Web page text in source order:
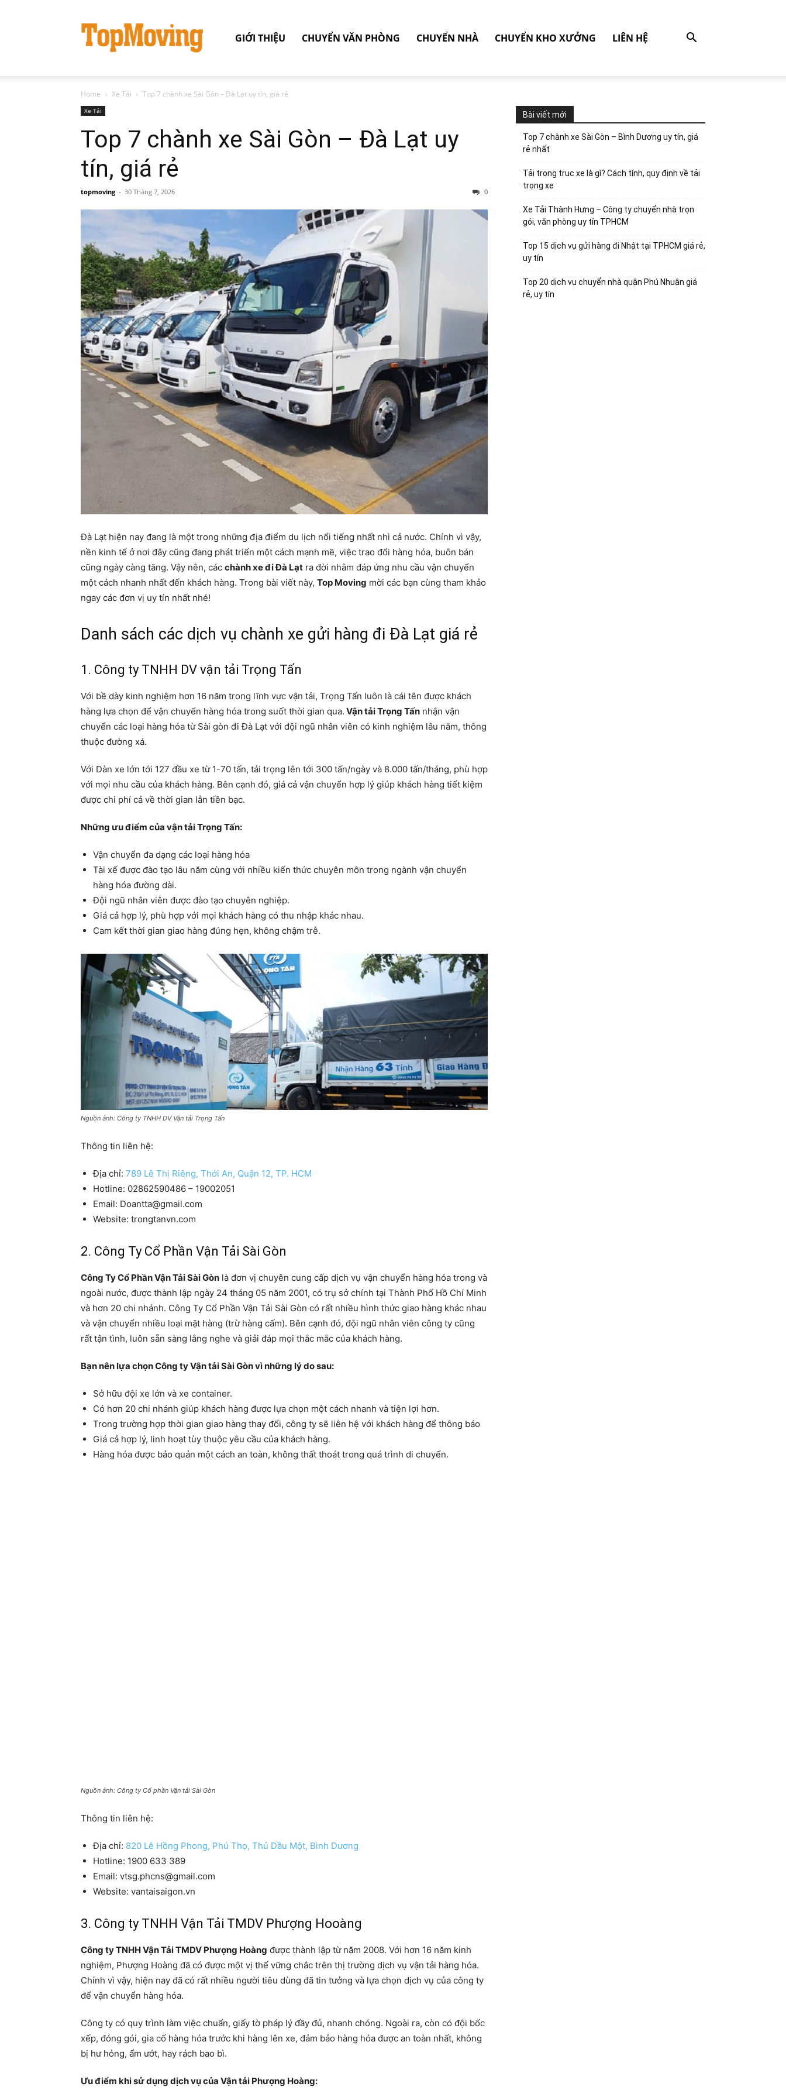
GIỚI THIỆU CHUYỂN VĂN PHÒNG CHUYỂN NHÀ CHUYỂN KHO XƯỞNG LIÊN HỆ
Home Xe Tải Top 7 chành xe Sài Gòn – Đà Lạt uy tín, giá rẻ
Xe Tải
Top 7 chành xe Sài Gòn – Đà Lạt uy
tín, giá rẻ
topmoving - 30 Tháng 7, 2026 0
Đà Lạt hiện nay đang là một trong những địa điểm du lịch nổi tiếng nhất nhì cả nước. Chính vì vậy,
nền kinh tế ở nơi đây cũng đang phát triển một cách mạnh mẽ, việc trao đổi hàng hóa, buôn bán
cũng ngày càng tăng. Vậy nên, các chành xe đi Đà Lạt ra đời nhằm đáp ứng nhu cầu vận chuyển
một cách nhanh nhất đến khách hàng. Trong bài viết này, Top Moving mời các bạn cùng tham khảo
ngay các đơn vị uy tín nhất nhé!
Danh sách các dịch vụ chành xe gửi hàng đi Đà Lạt giá rẻ
1. Công ty TNHH DV vận tải Trọng Tấn
Với bề dày kinh nghiệm hơn 16 năm trong lĩnh vực vận tải, Trọng Tấn luôn là cái tên được khách
hàng lựa chọn để vận chuyển hàng hóa trong suốt thời gian qua. Vận tải Trọng Tấn nhận vận
chuyển các loại hàng hóa từ Sài gòn đi Đà Lạt với đội ngũ nhân viên có kinh nghiệm lâu năm, thông
thuộc đường xá.
Với Dàn xe lớn tới 127 đầu xe từ 1-70 tấn, tải trọng lên tới 300 tấn/ngày và 8.000 tấn/tháng, phù hợp
với mọi nhu cầu của khách hàng. Bên cạnh đó, giá cả vận chuyển hợp lý giúp khách hàng tiết kiệm
được chi phí cả về thời gian lẫn tiền bạc.
Những ưu điểm của vận tải Trọng Tấn:
Vận chuyển đa dạng các loại hàng hóa
Tài xế được đào tạo lâu năm cùng với nhiều kiến thức chuyên môn trong ngành vận chuyển
hàng hóa đường dài.
Đội ngũ nhân viên được đào tạo chuyên nghiệp.
Giá cả hợp lý, phù hợp với mọi khách hàng có thu nhập khác nhau.
Cam kết thời gian giao hàng đúng hẹn, không chậm trễ.
Nguồn ảnh: Công ty TNHH DV Vận tải Trọng Tấn
Thông tin liên hệ:
Địa chỉ: 789 Lê Thị Riêng, Thới An, Quận 12, TP. HCM
Hotline: 02862590486 – 19002051
Email: Doantta@gmail.com
Website: trongtanvn.com
2. Công Ty Cổ Phần Vận Tải Sài Gòn
Công Ty Cổ Phần Vận Tải Sài Gòn là đơn vị chuyên cung cấp dịch vụ vận chuyển hàng hóa trong và
ngoài nước, được thành lập ngày 24 tháng 05 năm 2001, có trụ sở chính tại Thành Phố Hồ Chí Minh
và hơn 20 chi nhánh. Công Ty Cổ Phần Vận Tải Sài Gòn có rất nhiều hình thức giao hàng khác nhau
và vận chuyển nhiều loại mặt hàng (trừ hàng cấm). Bên cạnh đó, đội ngũ nhân viên công ty cũng
rất tận tình, luôn sẵn sàng lắng nghe và giải đáp mọi thắc mắc của khách hàng.
Bạn nên lựa chọn Công ty Vận tải Sài Gòn vì những lý do sau:
Sở hữu đội xe lớn và xe container.
Có hơn 20 chi nhánh giúp khách hàng được lựa chọn một cách nhanh và tiện lợi hơn.
Trong trường hợp thời gian giao hàng thay đổi, công ty sẽ liên hệ với khách hàng để thông báo
Giá cả hợp lý, linh hoạt tùy thuộc yêu cầu của khách hàng.
Hàng hóa được bảo quản một cách an toàn, không thất thoát trong quá trình di chuyển.
Nguồn ảnh: Công ty Cổ phần Vận tải Sài Gòn
Thông tin liên hệ:
Địa chỉ: 820 Lê Hồng Phong, Phú Thọ, Thủ Dầu Một, Bình Dương
Hotline: 1900 633 389
Email: vtsg.phcns@gmail.com
Website: vantaisaigon.vn
3. Công ty TNHH Vận Tải TMDV Phượng Hooàng
Công ty TNHH Vận Tải TMDV Phượng Hoàng được thành lập từ năm 2008. Với hơn 16 năm kinh
nghiệm, Phượng Hoàng đã có được một vị thế vững chắc trên thị trường dịch vụ vận tải hàng hóa.
Chính vì vậy, hiện nay đã có rất nhiều người tiêu dùng đã tin tưởng và lựa chọn dịch vụ của công ty
để vận chuyển hàng hóa.
Công ty có quy trình làm việc chuẩn, giấy tờ pháp lý đầy đủ, nhanh chóng. Ngoài ra, còn có đội bốc
xếp, đóng gói, gia cố hàng hóa trước khi hàng lên xe, đảm bảo hàng hóa được an toàn nhất, không
bị hư hỏng, ẩm ướt, hay rách bao bì.
Ưu điểm khi sử dụng dịch vụ của Vận tải Phượng Hoàng:
Bài viết mới
Top 7 chành xe Sài Gòn – Bình Dương uy tín, giá
rẻ nhất
Tải trọng trục xe là gì? Cách tính, quy định về tải
trọng xe
Xe Tải Thành Hưng – Công ty chuyển nhà trọn
gói, văn phòng uy tín TPHCM
Top 15 dịch vụ gửi hàng đi Nhật tại TPHCM giá rẻ,
uy tín
Top 20 dịch vụ chuyển nhà quận Phú Nhuận giá
rẻ, uy tín